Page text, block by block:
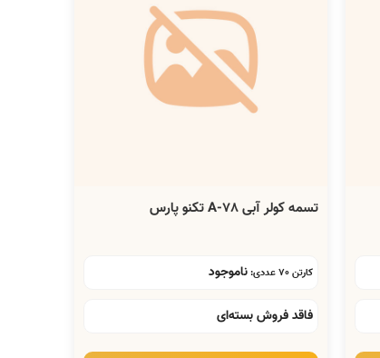
تسمه کولر آبی A-78 تکنو پارس
کارتن 70 عددی: ناموجود
فاقد فروش بسته‌ای